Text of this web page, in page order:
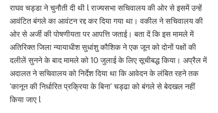
राघव चड्डा ने चुनौती दी थी l राज्यसभा सचिवालय की ओर से इसमें उन्हें
आवंटित बंगले का आवंटन रद्द कर दिया गया था। वकील ने सचिवालय की
ओर से अर्जी की पोषणीयता पर आपत्ति जताई। बता दें कि इस मामले में
अतिरिक्त जिला न्यायाधीश सुधांशु कौशिक ने एक जून को दोनों पक्षों की
दलीलें सुनने के बाद मामले को 10 जुलाई के लिए सूचीबद्ध किया। अप्रैल में
अदालत ने सचिवालय को निर्देश दिया था कि आवेदन के लंबित रहने तक
‘कानून की निर्धारित प्रक्रिया के बिना’ चड्ढा को बंगले से बेदखल नहीं
किया जाए l